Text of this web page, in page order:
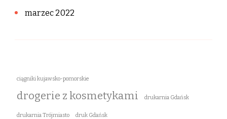
marzec 2022
ciągniki kujawsko-pomorskie
drogerie z kosmetykami drukarnia Gdańsk
drukarnia Trójmiasto druk Gdańsk